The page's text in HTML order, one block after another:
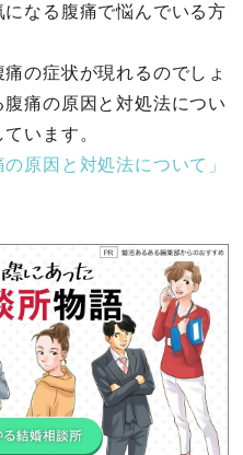
なる腹痛で悩んでいる方
の症状が現れるのでしょ
痛の原因と対処法につい
います。
原因と対処法について」